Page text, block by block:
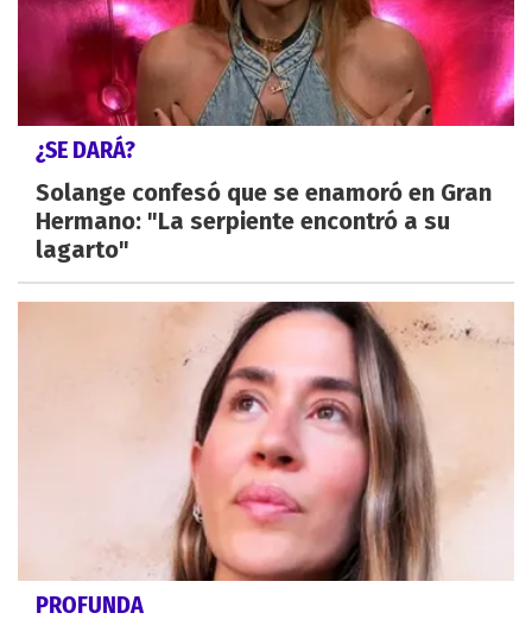
¿SE DARÁ?
Solange confesó que se enamoró en Gran
Hermano: "La serpiente encontró a su
lagarto"
PROFUNDA